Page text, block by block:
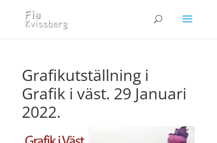
Grafikutställning i
Grafik i väst. 29 Januari
2022.